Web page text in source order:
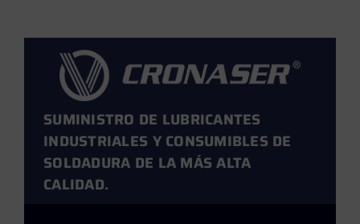
SUMINISTRO DE LUBRICANTES
INDUSTRIALES Y CONSUMIBLES DE
SOLDADURA DE LA MÁS ALTA
CALIDAD.